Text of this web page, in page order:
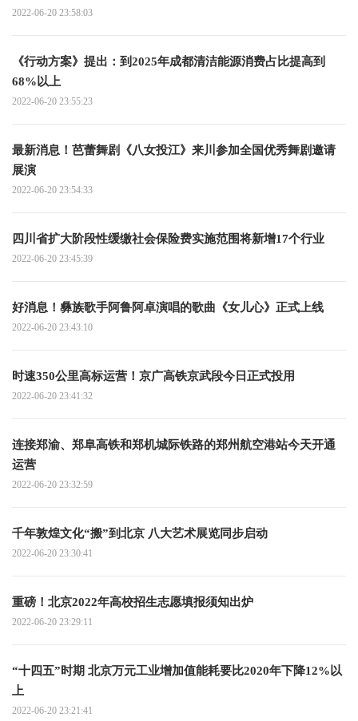
2022-06-20 23:58:03
《行动方案》提出：到2025年成都清洁能源消费占比提高到
68%以上
2022-06-20 23:55:23
最新消息！芭蕾舞剧《八女投江》来川参加全国优秀舞剧邀请
展演
2022-06-20 23:54:33
四川省扩大阶段性缓缴社会保险费实施范围将新增17个行业
2022-06-20 23:45:39
好消息！彝族歌手阿鲁阿卓演唱的歌曲《女儿心》正式上线
2022-06-20 23:43:10
时速350公里高标运营！京广高铁京武段今日正式投用
2022-06-20 23:41:32
连接郑渝、郑阜高铁和郑机城际铁路的郑州航空港站今天开通
运营
2022-06-20 23:32:59
千年敦煌文化“搬”到北京 八大艺术展览同步启动
2022-06-20 23:30:41
重磅！北京2022年高校招生志愿填报须知出炉
2022-06-20 23:29:11
“十四五”时期 北京万元工业增加值能耗要比2020年下降12%以
上
2022-06-20 23:21:41